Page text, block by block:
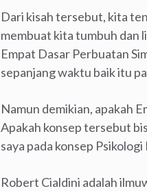
Dari kisah tersebut, kita
membuat kita tumbuh dan
Empat Dasar Perbuatan
sepanjang waktu baik itu
Namun demikian, apakah
Apakah konsep tersebut
saya pada konsep
Robert Cialdini adalah